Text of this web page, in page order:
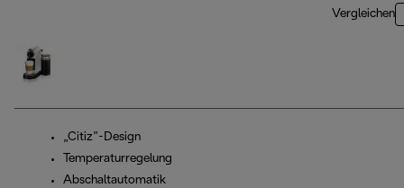
Vergleichen
„Citiz”-Design
Temperaturregelung
Abschaltautomatik